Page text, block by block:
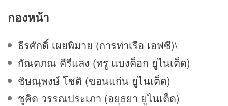
กองหน้า
ธีรศักดิ์ เผยพิมาย (การท่าเรือ เอฟซี)\
กัณตภณ คีรีแลง (ทรู แบงค็อก ยูไนเต็ด)
ชิษณุพงษ์ โชติ (ขอนแก่น ยูไนเต็ด)
ชูคิด วรรณประเภา (อยุธยา ยูไนเต็ด)